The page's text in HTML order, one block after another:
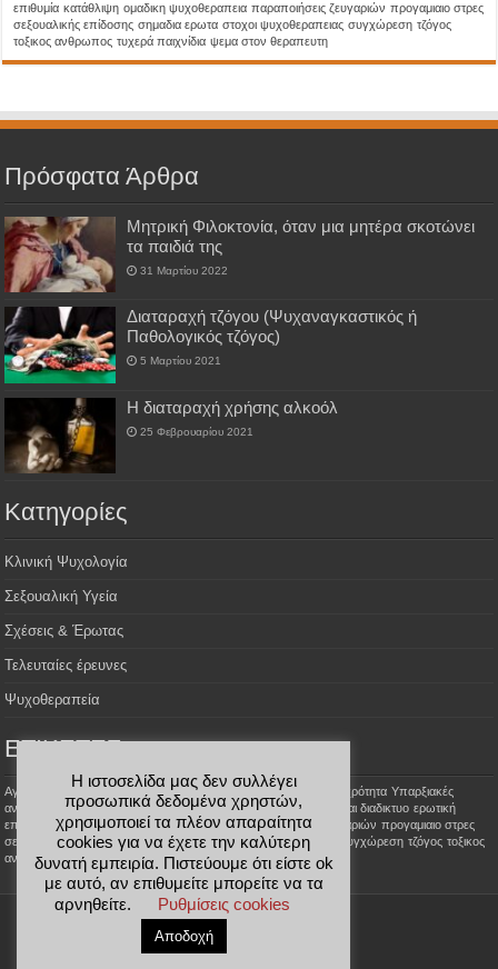
επιθυμία κατάθλιψη ομαδικη ψυχοθεραπεια παραποιήσεις ζευγαριών προγαμιαιο στρες
σεξουαλικής επίδοσης σημαδια ερωτα στοχοι ψυχοθεραπειας συγχώρεση τζόγος
τοξικος ανθρωπος τυχερά παιχνίδια ψεμα στον θεραπευτη
Πρόσφατα Άρθρα
Μητρική Φιλοκτονία, όταν μια μητέρα σκοτώνει
τα παιδιά της
31 Μαρτίου 2022
Διαταραχή τζόγου (Ψυχαναγκαστικός ή
Παθολογικός τζόγος)
5 Μαρτίου 2021
H διαταραχή χρήσης αλκοόλ
25 Φεβρουαρίου 2021
Kατηγορίες
Κλινική Ψυχολογία
Σεξουαλική Υγεία
Σχέσεις & Έρωτας
Τελευταίες έρευνες
Ψυχοθεραπεία
ΕΤΙΚΕΤΕΣ
Aγοραφοβία Αϋπνία Σεξουαλικές φαντασιώσεις Σεξουαλική Ψυχρότητα Υπαρξιακές
αναζητήσεις έρωτας με κορωνοίο αλτσχαιμερ ανοια γνωριμιες και διαδικτυο ερωτική
επιθυμία
κατάθλιψη ομαδικη ψυχοθεραπεια παραποιήσεις ζευγαριών προγαμιαιο στρες
σεξουαλικής επίδοσης σημαδια ερωτα στοχοι ψυχοθεραπειας συγχώρεση τζόγος τοξικος
ανθρωπος τυχερά παιχνίδια ψεμα στον θεραπευτη
Designed by
Η ιστοσελίδα μας δεν συλλέγει
προσωπικά δεδομένα χρηστών,
χρησιμοποιεί τα πλέον απαραίτητα
cookies για να έχετε την καλύτερη
δυνατή εμπειρία. Πιστεύουμε ότι είστε ok
με αυτό, αν επιθυμείτε μπορείτε να τα
αρνηθείτε.
Ρυθμίσεις cookies
Αποδοχή